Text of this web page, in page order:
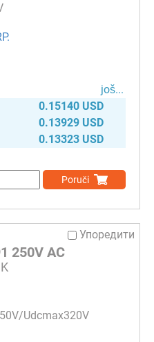
јоš...
0.15140 USD
0.13929 USD
0.13323 USD
Poruči
Упоредити
250V AC
Udcmax320V